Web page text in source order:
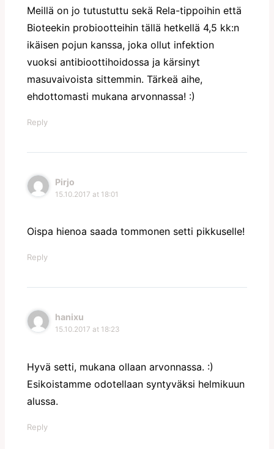
Meillä on jo tutustuttu sekä Rela-tippoihin että
Bioteekin probiootteihin tällä hetkellä 4,5 kk:n
ikäisen pojun kanssa, joka ollut infektion
vuoksi antibioottihoidossa ja kärsinyt
masuvaivoista sittemmin. Tärkeä aihe,
ehdottomasti mukana arvonnassa! :)
Reply
Pirjo
15.10.2017 at 18:01
Oispa hienoa saada tommonen setti pikkuselle!
Reply
hanixu
15.10.2017 at 18:23
Hyvä setti, mukana ollaan arvonnassa. :)
Esikoistamme odotellaan syntyväksi helmikuun
alussa.
Reply